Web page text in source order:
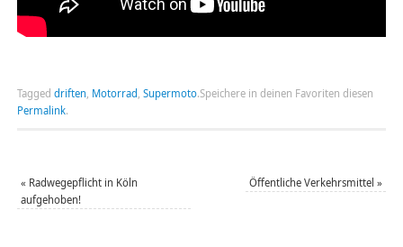
Tagged driften Motorrad Supermoto.Speichere in deinen Favoriten diesen
Permalink.
« Radwegepflicht in Köln
aufgehoben!
Öffentliche Verkehrsmittel»